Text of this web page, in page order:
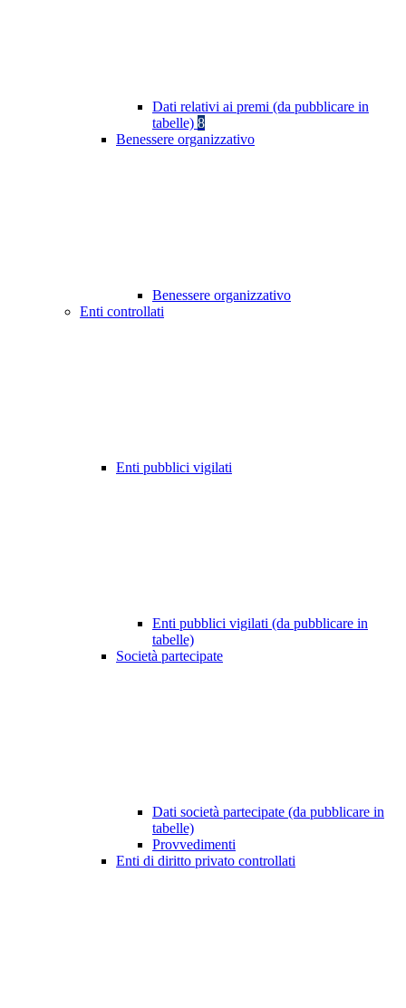
Dati relativi ai premi (da pubblicare in
tabelle) 8
Benessere organizzativo
Benessere organizzativo
Enti controllati
Enti pubblici vigilati
Enti pubblici vigilati (da pubblicare in
tabelle)
Società partecipate
Dati società partecipate (da pubblicare in
tabelle)
Provvedimenti
Enti di diritto privato controllati